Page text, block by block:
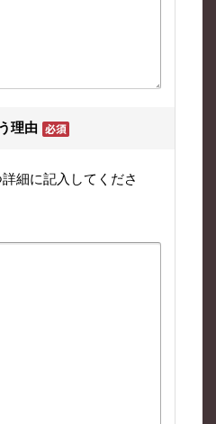
理由
細に記入してくださ